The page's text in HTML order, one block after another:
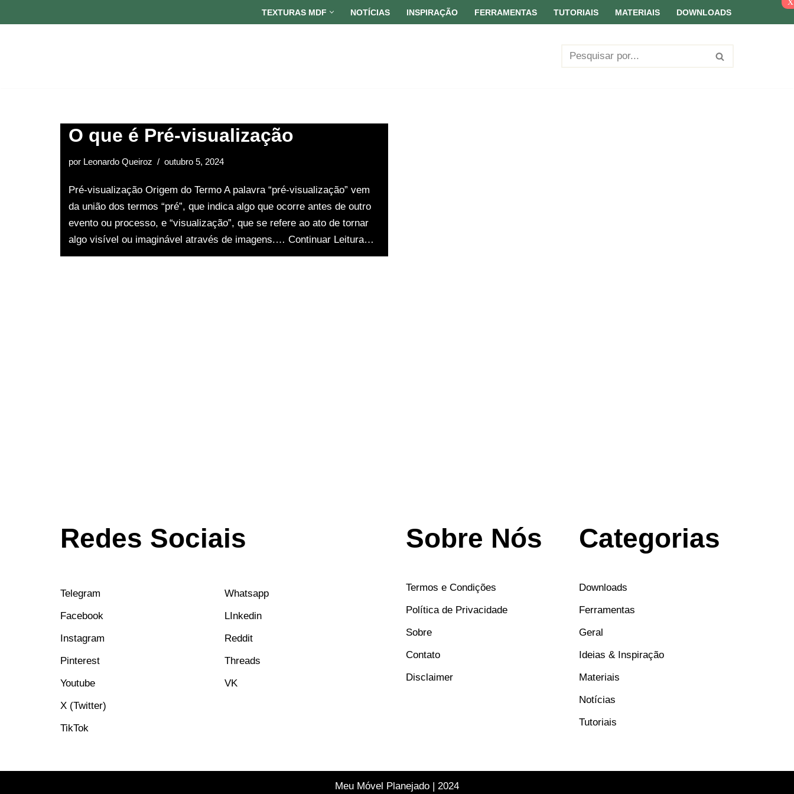
TEXTURAS MDF NOTÍCIAS INSPIRAÇÃO FERRAMENTAS TUTORIAIS MATERIAIS DOWNLOADS
O que é Pré-visualização
por Leonardo Queiroz outubro 5, 2024
Pré-visualização Origem do Termo A palavra “pré-visualização” vem
da união dos termos “pré”, que indica algo que ocorre antes de outro
evento ou processo, e “visualização”, que se refere ao ato de tornar
algo visível ou imaginável através de imagens.… Continuar Leitura…
Redes Sociais
Telegram
Facebook
Instagram
Pinterest
Youtube
X (Twitter)
TikTok
Whatsapp
LInkedin
Reddit
Threads
VK
Sobre Nós
Termos e Condições
Política de Privacidade
Sobre
Contato
Disclaimer
Categorias
Downloads
Ferramentas
Geral
Ideias & Inspiração
Materiais
Notícias
Tutoriais
Meu Móvel Planejado | 2024